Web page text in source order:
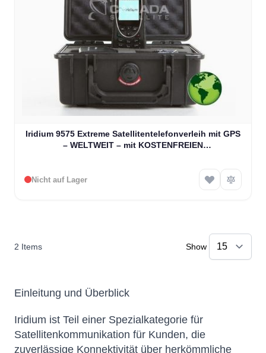
Iridium 9575 Extreme Satellitentelefonverleih mit GPS
– WELTWEIT – mit KOSTENFREIEN
Nicht auf Lager
2 Items Show
Einleitung und Überblick
Iridium ist Teil einer Spezialkategorie für
Satellitenkommunikation für Kunden, die
zuverlässige Konnektivität über herkömmliche